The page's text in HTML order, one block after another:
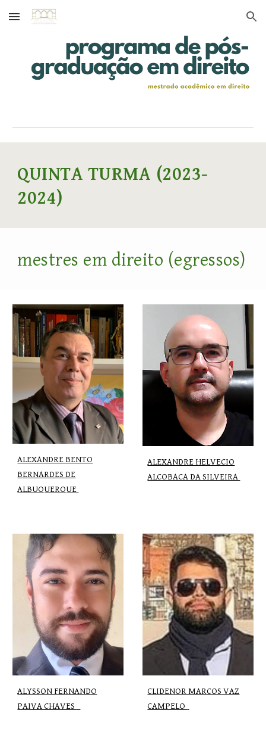
Skip to main content Skip to navigation
QUINTA TURMA (2023-
2024)
mestres em direito (egressos)
ALEXANDRE BENTO
BERNARDES DE
ALBUQUERQUE
ALEXANDRE HELVECIO
ALCOBACA DA SILVEIRA
ALYSSON FERNANDO
PAIVA CHAVES
CLIDENOR MARCOS VAZ
CAMPELO